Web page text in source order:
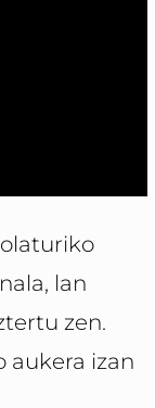
lan
zen.
aukera izan